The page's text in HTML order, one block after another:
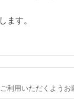
ます。
利用いただくようお